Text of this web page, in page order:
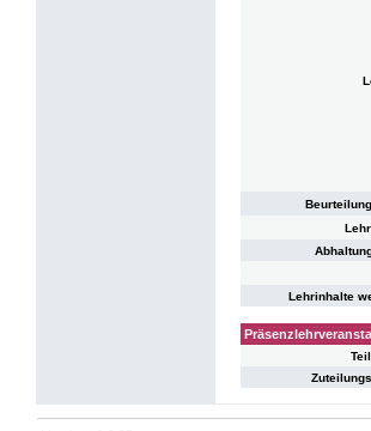
Lehrinhalte